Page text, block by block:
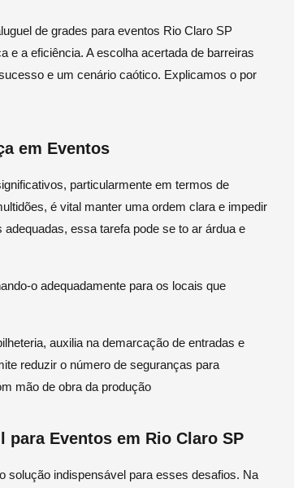
de grades para eventos Rio Claro SP
e a eficiência. A escolha acertada de barreiras
e um cenário caótico. Explicamos o por
em Eventos
particularmente em termos de
é vital manter uma ordem clara e impedir
essa tarefa pode se to ar árdua e
o adequadamente para os locais que
auxilia na demarcação de entradas e
reduzir o número de seguranças para
mão de obra da produção
para Eventos em Rio Claro SP
solução indispensável para esses desafios. Na